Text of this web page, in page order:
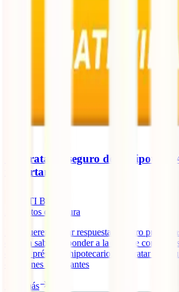
Contratar el seguro de la hipoteca:
importantes
IATI Blog
minutos de lectura
Hoy queremos dar respuesta a cuatro
debería saber responder a la hora de contratar
con un préstamo hipotecario. Contratar el
cuestiones importantes
Leer más